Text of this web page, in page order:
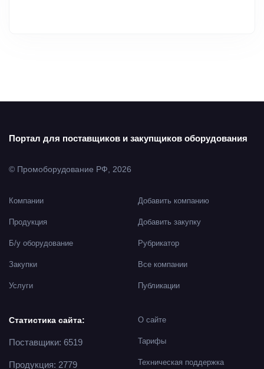
Портал для поставщиков и закупщиков оборудования
© Промоборудование РФ, 2026
Компании
Продукция
Б/у оборудование
Закупки
Услуги
Добавить компанию
Добавить закупку
Рубрикатор
Все компании
Публикации
О сайте
Тарифы
Техническая поддержка
Статистика сайта:
Поставщики: 6519
Продукция: 2779